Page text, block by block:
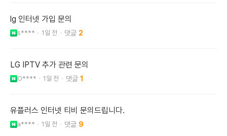
lg 인터넷 가입 문의
s**** 1일 전 2
LG IPTV 추가 관련 문의
O**** 1일 전 1
유플러스 인터넷 티비 문의드립니다.
a**** 1일 전 9